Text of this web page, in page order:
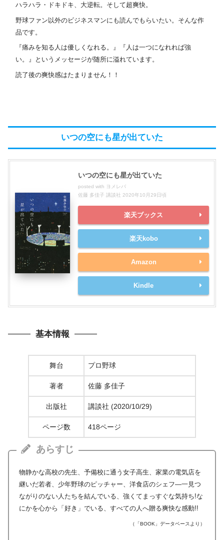
ハラハラ・ドキドキ、大逆転。そして超爽快。
野球ファン以外のビジネスマンにも読んでもらいたい。そんな作
品です。
『痛みを知る人は優しくなれる。』『人は一つになれれば強
い。』というメッセージが随所に溢れています。
読了後の爽快感はたまりません！！
いつの空にも星が出ていた
いつの空にも星が出ていた
posted with ヨメレバ
佐藤 多佳子 講談社 2020年10月29日頃
楽天ブックス
楽天kobo
Amazon
Kindle
基本情報
舞台 プロ野球
著者 佐藤 多佳子
出版社 講談社 (2020/10/29)
ページ数 418ページ
あらすじ
物静かな高校の先生、予備校に通う女子高生、家業の電気店を
継いだ若者、少年野球のピッチャー、洋食店のシェフ―一見つ
ながりのない人たちを結んでいる、強くてまっすぐな気持ち!な
にかを心から「好き」でいる、すべての人へ贈る爽快な感動!!
（「BOOK」データベースより）